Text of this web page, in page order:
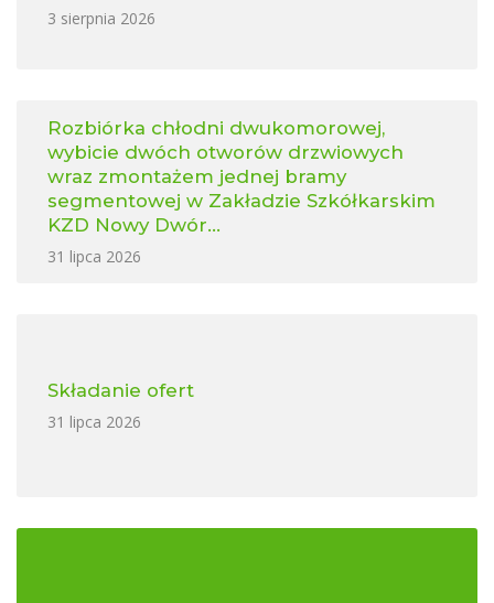
3 sierpnia 2026
Rozbiórka chłodni dwukomorowej,
wybicie dwóch otworów drzwiowych
wraz zmontażem jednej bramy
segmentowej w Zakładzie Szkółkarskim
KZD Nowy Dwór...
31 lipca 2026
Składanie ofert
31 lipca 2026